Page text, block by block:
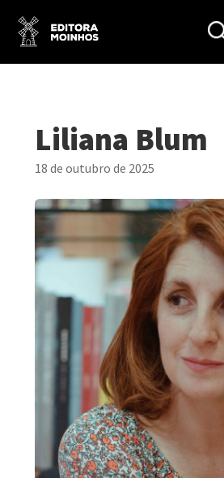
Liliana Blum
18 de outubro de 2025